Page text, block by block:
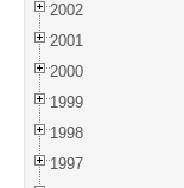
2002
2001
2000
1999
1998
1997